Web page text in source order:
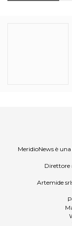
MeridioNews è
Direttore
Artemide